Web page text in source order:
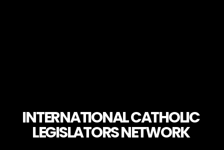
INTERNATIONAL CATHOLIC
LEGISLATORS NETWORK